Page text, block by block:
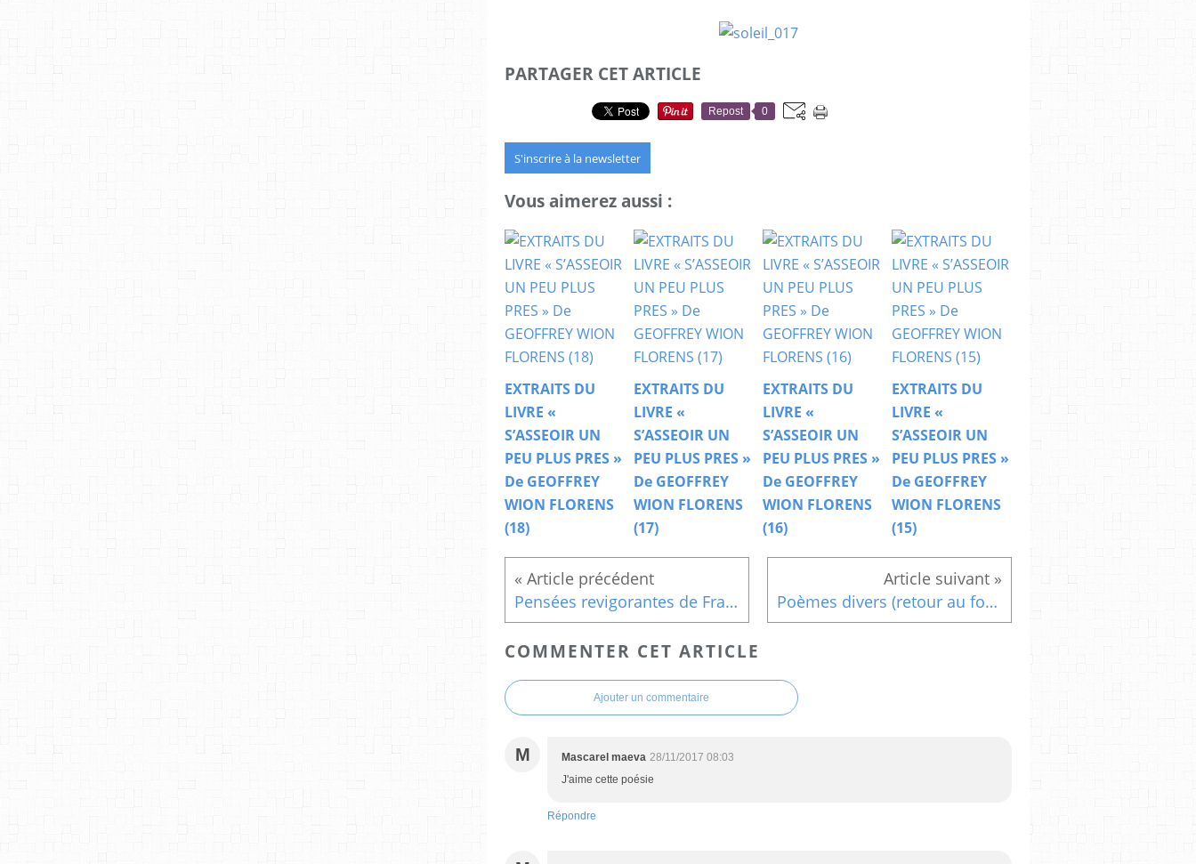
PARTAGER CET ARTICLE
Repost 0
S'inscrire à la newsletter
Vous aimerez aussi :
EXTRAITS DU
LIVRE «
S’ASSEOIR UN
PEU PLUS PRES »
De GEOFFREY
WION FLORENS
(18)
EXTRAITS DU
LIVRE «
S’ASSEOIR UN
PEU PLUS PRES »
De GEOFFREY
WION FLORENS
(17)
EXTRAITS DU
LIVRE «
S’ASSEOIR UN
PEU PLUS PRES »
De GEOFFREY
WION FLORENS
(16)
EXTRAITS DU
LIVRE «
S’ASSEOIR UN
PEU PLUS PRES »
De GEOFFREY
WION FLORENS
(15)
Pensées revigorantes de François Garagnon (321) Poèmes divers (retour au foyer maternel)
COMMENTER CET ARTICLE
Ajouter un commentaire
M Mascarel maeva 28/11/2017 08:03
J'aime cette poésie
Répondre